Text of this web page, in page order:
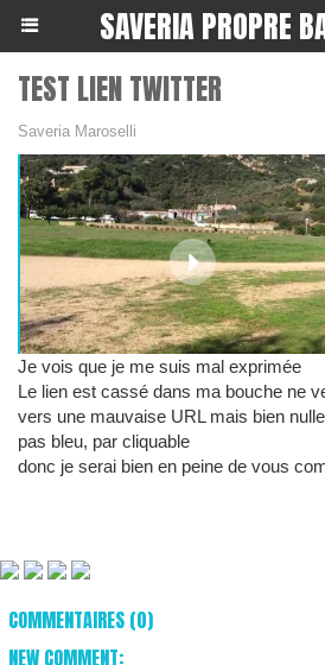
SAVERIA PROPRE
TEST LIEN TWITTER
Saveria Maroselli
Je vois que je me suis mal exprimée
Le lien est cassé dans ma bouche ne
vers une mauvaise URL mais bien
pas bleu, par cliquable
donc je serai bien en peine de vous
COMMENTAIRES (0)
NEW COMMENT: